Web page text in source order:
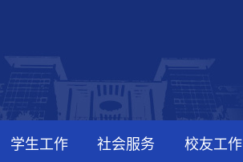
学生工作 社会服务 校友工作